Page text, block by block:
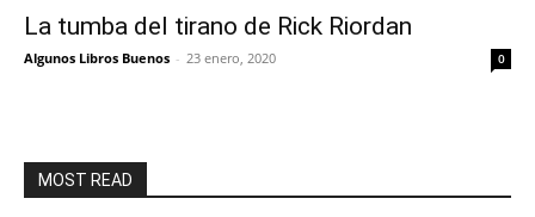
La tumba del tirano de Rick Riordan
Algunos Libros Buenos - 23 enero, 2020 0
MOST READ